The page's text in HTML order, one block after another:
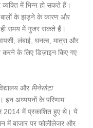
में भिन्न हो सकते हैं।
के झड़ने के कारण और
ही समय में गुजर सकते हैं।
लंबाई, घनत्व, मात्रा और
के लिए डिज़ाइन किए गए
और मिनेसोटा
इन अध्ययनों के परिणाम
2014 में प्रकाशित हुए थे। ये
में बाजार पर फोलीलेजर और